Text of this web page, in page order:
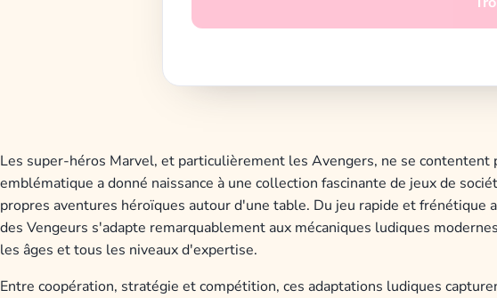
Les super-héros Marvel, et particulièrement les Avengers, ne se contentent
emblématique a donné naissance à une collection fascinante de jeux de
propres aventures héroïques autour d'une table. Du jeu rapide et
des Vengeurs s'adapte remarquablement aux mécaniques ludiques
les âges et tous les niveaux d'expertise.
Entre coopération, stratégie et compétition, ces adaptations ludiques